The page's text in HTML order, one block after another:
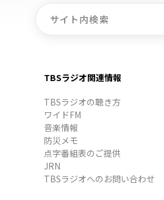
TBSラジオ関連情報
TBSラジオの聴き方
ワイドFM
音楽情報
防災メモ
点字番組表のご提供
JRN
TBSラジオへのお問い合わせ